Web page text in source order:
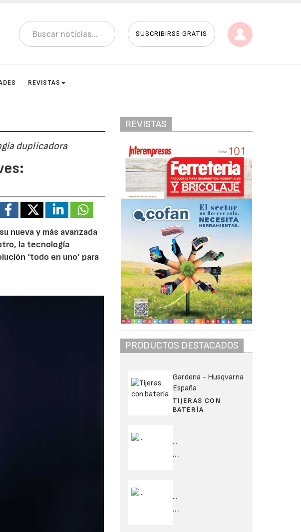
SUSCRIBIRSE GRATIS
REVISTAS
duplicadora
nueva y más avanzada
la tecnología
‘todo en uno’ para
REVISTAS
PRODUCTOS DESTACADOS
Gardena - Husqvarna
España
TIJERAS CON
BATERÍA
...
...
...
...